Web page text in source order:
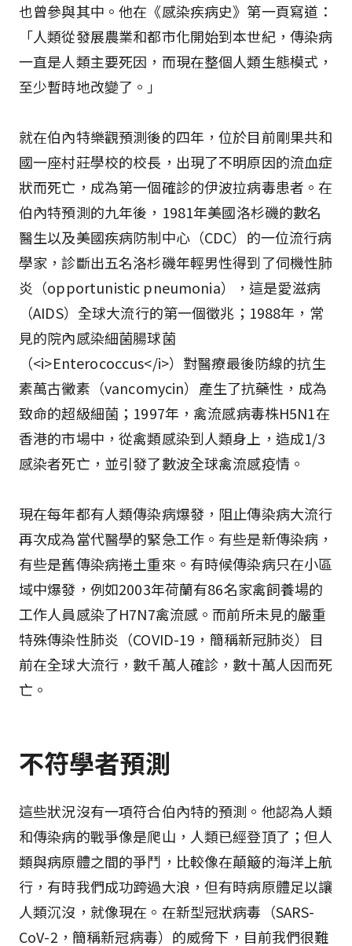
也曾參與其中。他在《感染疾病史》第一頁寫道：
「人類從發展農業和都市化開始到本世紀，傳染病
一直是人類主要死因，而現在整個人類生態模式，
至少暫時地改變了。」
就在伯內特樂觀預測後的四年，位於目前剛果共和
國一座村莊學校的校長，出現了不明原因的流血症
狀而死亡，成為第一個確診的伊波拉病毒患者。在
伯內特預測的九年後，1981年美國洛杉磯的數名
醫生以及美國疾病防制中心（CDC）的一位流行病
學家，診斷出五名洛杉磯年輕男性得到了伺機性肺
炎（opportunistic pneumonia），這是愛滋病
（AIDS）全球大流行的第一個徵兆；1988年，常
見的院內感染細菌腸球菌
（<i>Enterococcus</i>）對醫療最後防線的抗生
素萬古黴素（vancomycin）產生了抗藥性，成為
致命的超級細菌；1997年，禽流感病毒株H5N1在
香港的市場中，從禽類感染到人類身上，造成1/3
感染者死亡，並引發了數波全球禽流感疫情。
現在每年都有人類傳染病爆發，阻止傳染病大流行
再次成為當代醫學的緊急工作。有些是新傳染病，
有些是舊傳染病捲土重來。有時候傳染病只在小區
域中爆發，例如2003年荷蘭有86名家禽飼養場的
工作人員感染了H7N7禽流感。而前所未見的嚴重
特殊傳染性肺炎（COVID-19，簡稱新冠肺炎）目
前在全球大流行，數千萬人確診，數十萬人因而死
亡。
不符學者預測
這些狀況沒有一項符合伯內特的預測。他認為人類
和傳染病的戰爭像是爬山，人類已經登頂了；但人
類與病原體之間的爭鬥，比較像在顛簸的海洋上航
行，有時我們成功跨過大浪，但有時病原體足以讓
人類沉沒，就像現在。在新型冠狀病毒（SARS-
CoV-2，簡稱新冠病毒）的威脅下，目前我們很難